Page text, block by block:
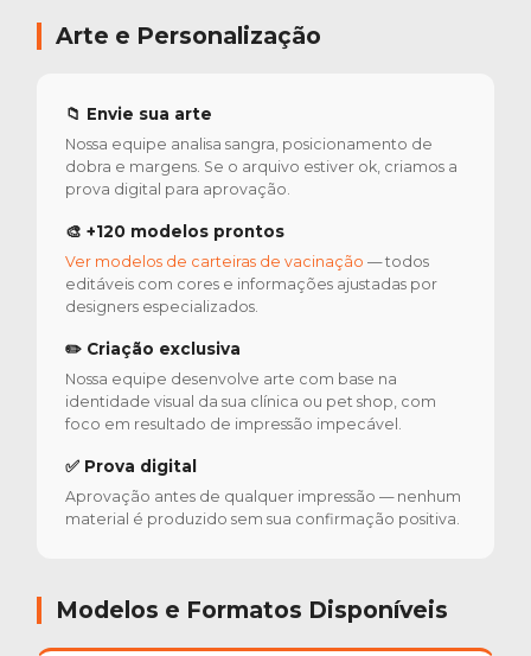
Arte e Personalização
📁 Envie sua arte
Nossa equipe analisa sangra, posicionamento de
dobra e margens. Se o arquivo estiver ok, criamos a
prova digital para aprovação.
🎨 +120 modelos prontos
Ver modelos de carteiras de vacinação — todos
editáveis com cores e informações ajustadas por
designers especializados.
✏️ Criação exclusiva
Nossa equipe desenvolve arte com base na
identidade visual da sua clínica ou pet shop, com
foco em resultado de impressão impecável.
✅ Prova digital
Aprovação antes de qualquer impressão — nenhum
material é produzido sem sua confirmação positiva.
Modelos e Formatos Disponíveis